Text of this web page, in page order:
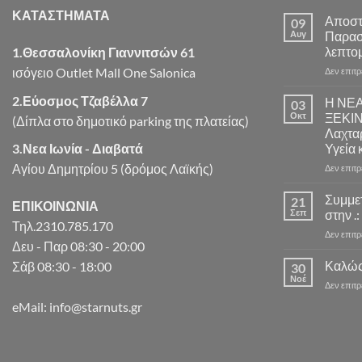
ΚΑΤΑΣΤΗΜΑΤΑ
1.Θεσσαλονίκη Γιαννιτσών 61
ισόγειο Outlet Mall One Salonica
2.Εύοσμος Τζαβέλλα 7
(Δίπλα στο δημοτικό parking της πλατείας)
3.Νεα Ιωνία - Διαβατά
Αγίου Δημητρίου 5 (δρόμος Λαϊκής)
ΕΠΙΚΟΙΝΩΝΙΑ
Τηλ.2310.785.170
Δευ - Παρ 08:30 - 20:00
Σάβ 08:30 - 18:00
eMail: info@starnuts.gr
09
Αυγ
Δεν
03
Οκτ
Η
Υγεία
Δεν
21
Σεπ
στην
Δεν
30
Νοέ
Καλώς
Δεν